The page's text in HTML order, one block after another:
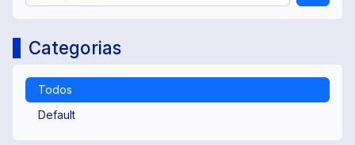
Categorias
Todos
Default